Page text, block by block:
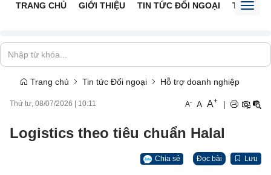
TRANG CHỦ GIỚI THIỆU TIN TỨC ĐỐI NGOẠI THÔNG
Trang chủ Tin tức Đối ngoại Hỗ trợ doanh nghiệp
Thứ tư, 08/07/2026 10:11 A- A A+ |
Logistics theo tiêu chuẩn Halal
Chia sẻ Đọc bài Lưu